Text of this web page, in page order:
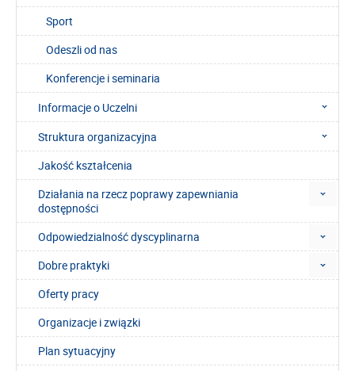
Sport
Odeszli od nas
Konferencje i seminaria
Informacje o Uczelni
Struktura organizacyjna
Jakość kształcenia
Działania na rzecz poprawy zapewniania
dostępności
Odpowiedzialność dyscyplinarna
Dobre praktyki
Oferty pracy
Organizacje i związki
Plan sytuacyjny